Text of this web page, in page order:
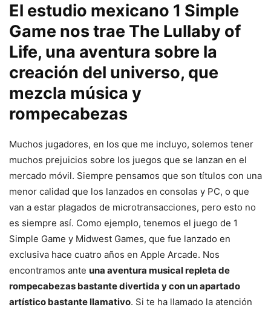
El estudio mexicano 1 Simple
Game nos trae The Lullaby of
Life, una aventura sobre la
creación del universo, que
mezcla música y
rompecabezas
Muchos jugadores, en los que me incluyo, solemos tener
muchos prejuicios sobre los juegos que se lanzan en el
mercado móvil. Siempre pensamos que son títulos con una
menor calidad que los lanzados en consolas y PC, o que
van a estar plagados de microtransacciones, pero esto no
es siempre así. Como ejemplo, tenemos el juego de 1
Simple Game y Midwest Games, que fue lanzado en
exclusiva hace cuatro años en Apple Arcade. Nos
encontramos ante una aventura musical repleta de
rompecabezas bastante divertida y con un apartado
artístico bastante llamativo. Si te ha llamado la atención